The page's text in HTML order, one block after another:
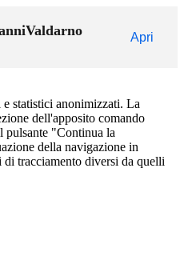
Apri
statistici anonimizzati. La
dell'apposito comando
pulsante "Continua la
della navigazione in
di tracciamento diversi da quelli